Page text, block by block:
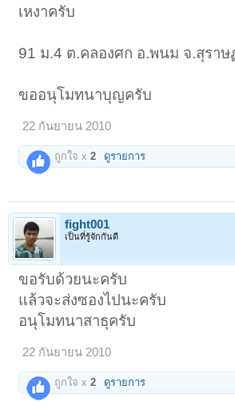
เหงาครับ
91 ม.4 ต.คลองศก อ.พนม จ.สุรา
ขออนุโมทนาบุญครับ
22 กันยายน 2010
ถูกใจ x2 ดูรายการ
fight001
เป็นที่รู้จักกันดี
ขอรับด้วยนะครับ
แล้วจะส่งซองไปนะครับ
อนุโมทนาสาธุครับ
22 กันยายน 2010
ถูกใจ x2 ดูรายการ